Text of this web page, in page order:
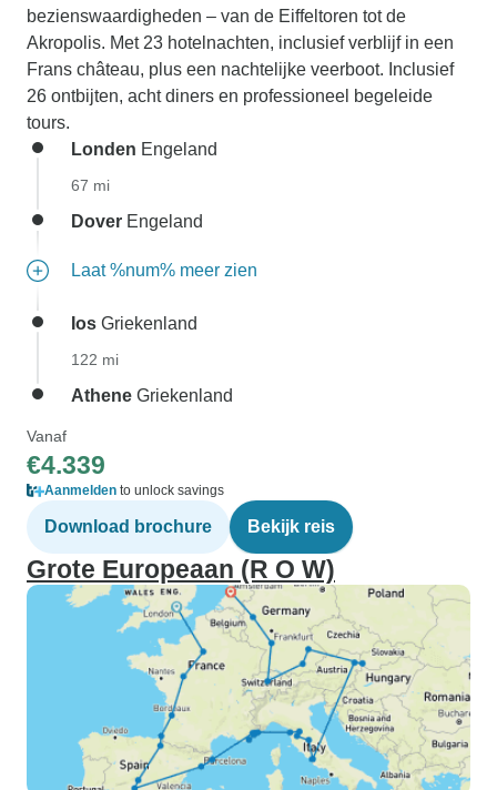
bezienswaardigheden – van de Eiffeltoren tot de
Akropolis. Met 23 hotelnachten, inclusief verblijf in een
Frans château, plus een nachtelijke veerboot. Inclusief
26 ontbijten, acht diners en professioneel begeleide
tours.
Londen Engeland
67 mi
Dover Engeland
Laat %num% meer zien
Ios Griekenland
122 mi
Athene Griekenland
Vanaf
€4.339
Aanmelden to unlock savings
Download brochure Bekijk reis
Grote Europeaan (R O W)